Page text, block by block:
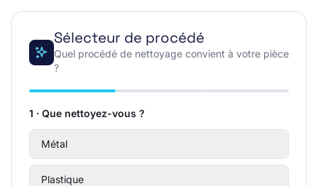
Sélecteur de procédé
Quel procédé de nettoyage convient à votre pièce
?
1 · Que nettoyez-vous ?
Métal
Plastique